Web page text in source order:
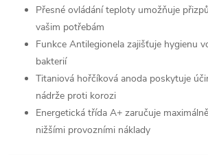
Přesné ovládání teploty umožňuje
vašim potřebám
Funkce Antilegionela zajišťuje hygienu
bakterií
Titaniová hořčíková anoda poskytuje
nádrže proti korozi
Energetická třída A+ zaručuje
nižšími provozními náklady